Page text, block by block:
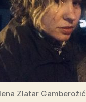
Zlatar Gamberožić